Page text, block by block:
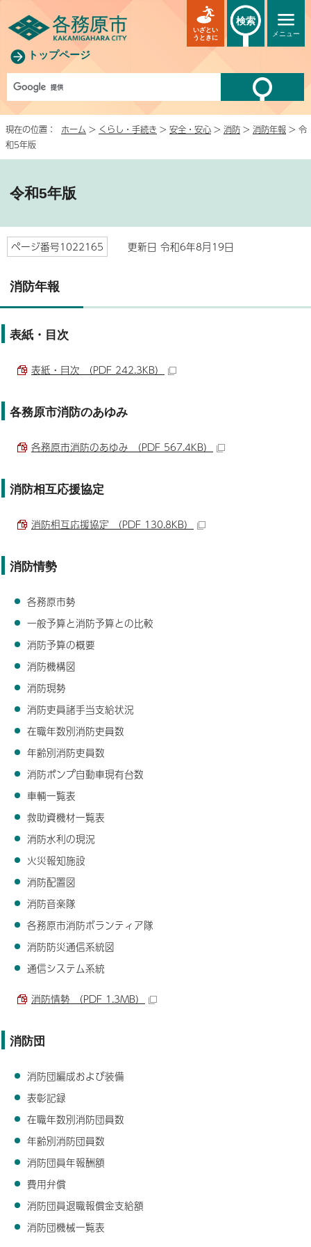
トップページ
メニュー
いざとい
うときに
検索
現在の位置： ホーム > くらし・手続き > 安全・安心 > 消防 > 消防年報 > 令
和5年版
令和5年版
ページ番号1022165 更新日 令和6年8月19日
消防年報
表紙・目次
表紙・目次 （PDF 242.3KB）
各務原市消防のあゆみ
各務原市消防のあゆみ （PDF 567.4KB）
消防相互応援協定
消防相互応援協定 （PDF 130.8KB）
消防情勢
各務原市勢
一般予算と消防予算との比較
消防予算の概要
消防機構図
消防現勢
消防吏員諸手当支給状況
在職年数別消防吏員数
年齢別消防吏員数
消防ポンプ自動車現有台数
車輌一覧表
救助資機材一覧表
消防水利の現況
火災報知施設
消防配置図
消防音楽隊
各務原市消防ボランティア隊
消防防災通信系統図
通信システム系統
消防情勢 （PDF 1.3MB）
消防団
消防団編成および装備
表彰記録
在職年数別消防団員数
年齢別消防団員数
消防団員年報酬額
費用弁償
消防団員退職報償金支給額
消防団機械一覧表